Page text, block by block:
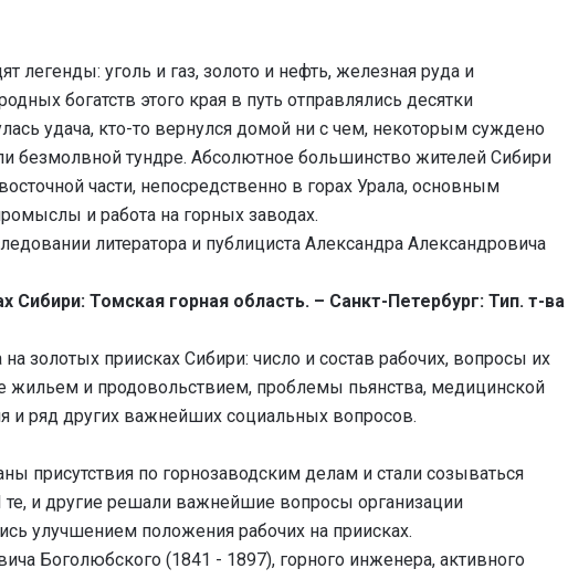
легенды: уголь и газ, золото и нефть, железная руда и
богатств этого края в путь отправлялись десятки
удача, кто-то вернулся домой ни с чем, некоторым суждено
безмолвной тундре. Абсолютное большинство жителей Сибири
части, непосредственно в горах Урала, основным
и работа на горных заводах.
литератора и публициста Александра Александровича
Сибири: Томская горная область. – Санкт-Петербург: Тип. т-ва
на золотых приисках Сибири: число и состав рабочих, вопросы их
жильем и продовольствием, проблемы пьянства, медицинской
и ряд других важнейших социальных вопросов.
присутствия по горнозаводским делам и стали созываться
и другие решали важнейшие вопросы организации
улучшением положения рабочих на приисках.
Боголюбского (1841 - 1897), горного инженера, активного